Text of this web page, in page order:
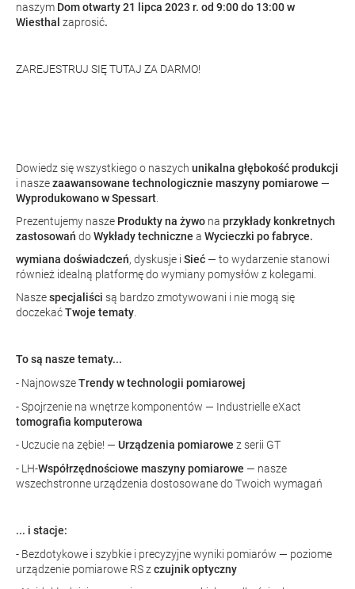
naszym Dom otwarty 21 lipca 2023 r. od 9:00 do 13:00 w
Wiesthal zaprosić.
ZAREJESTRUJ SIĘ TUTAJ ZA DARMO!
Dowiedz się wszystkiego o naszych unikalna głębokość produkcji
i naszezaawansowane technologicznie maszyny pomiarowe —
Wyprodukowano w Spessart.
Prezentujemy nasze Produkty na żywo na przykłady konkretnych
zastosowań doWykłady techniczne a Wycieczki po fabryce.
wymiana doświadczeń, dyskusje i Sieć— to wydarzenie stanowi
również idealną platformę do wymiany pomysłów z kolegami.
Naszespecjaliści są bardzo zmotywowani i nie mogą się
doczekaćTwoje tematy.
To są nasze tematy...
- NajnowszeTrendy w technologii pomiarowej
- Spojrzenie na wnętrze komponentów — Industrielle eXact
tomografia komputerowa
- Uczucie na zębie! — Urządzenia pomiarowe z serii GT
- LH-Współrzędnościowe maszyny pomiarowe — nasze
wszechstronne urządzenia dostosowane do Twoich wymagań
... i stacje:
- Bezdotykowe i szybkie i precyzyjne wyniki pomiarów — poziome
urządzenie pomiarowe RS zczujnik optyczny